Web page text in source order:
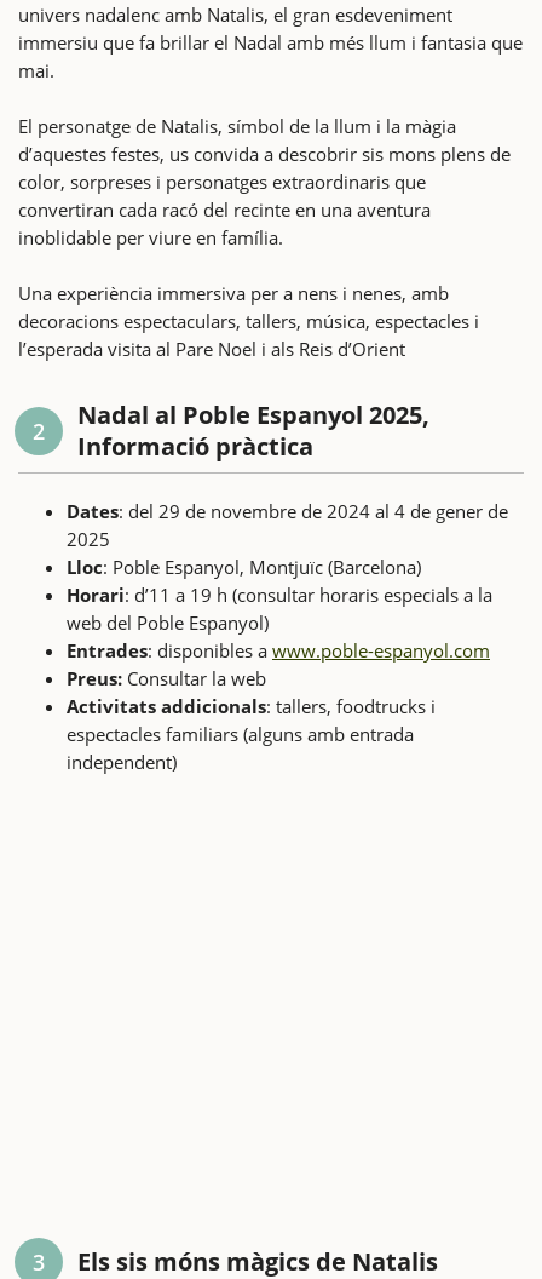
univers nadalenc amb Natalis, el gran esdeveniment
immersiu que fa brillar el Nadal amb més llum i fantasia que
mai.
El personatge de Natalis, símbol de la llum i la màgia
d’aquestes festes, us convida a descobrir sis mons plens de
color, sorpreses i personatges extraordinaris que
convertiran cada racó del recinte en una aventura
inoblidable per viure en família.
Una experiència immersiva per a nens i nenes, amb
decoracions espectaculars, tallers, música, espectacles i
l’esperada visita al Pare Noel i als Reis d’Orient
2
Nadal al Poble Espanyol 2025,
Informació pràctica
Dates: del 29 de novembre de 2024 al 4 de gener de
2025
Lloc: Poble Espanyol, Montjuïc (Barcelona)
Horari: d’11 a 19 h (consultar horaris especials a la
web del Poble Espanyol)
Entrades: disponibles a www.poble-espanyol.com
Preus: Consultar la web
Activitats addicionals: tallers, foodtrucks i
espectacles familiars (alguns amb entrada
independent)
3 Els sis móns màgics de Natalis